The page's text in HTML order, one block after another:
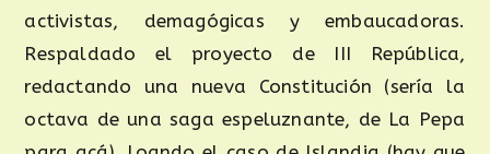
activistas, demagógicas y embaucadoras.
Respaldado el proyecto de III República,
redactando una nueva Constitución (sería la
octava de una saga espeluznante, de La Pepa